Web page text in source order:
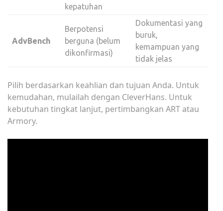
kepatuhan
AdvBench
Berpotensi
berguna (belum
dikonfirmasi)
Dokumentasi yang
buruk,
kemampuan yang
tidak jelas
Pilih berdasarkan keahlian dan tujuan Anda. Untuk
kemudahan, mulailah dengan CleverHans. Untuk
kebutuhan tingkat lanjut, pertimbangkan ART atau
Armory.